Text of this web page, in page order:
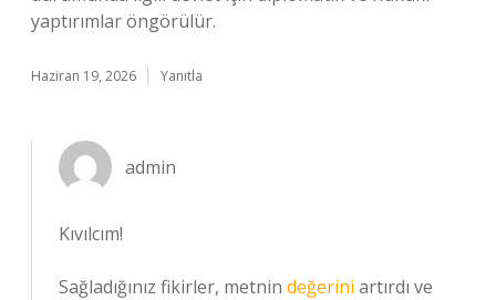
yaptırımlar öngörülür.
Haziran 19, 2026 Yanıtla
admin
Kıvılcım!
Sağladığınız fikirler, metnin değerini artırdı ve